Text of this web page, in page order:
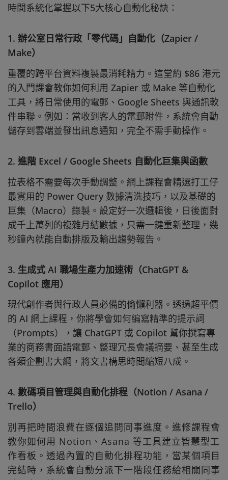
時間系統化掌握以下5大核心自動化秘訣：
1. 辦公室日常行政「零代碼」自動化（Zapier /
Make）
重覆的跨平台資料複製最消耗精力。這堂約 $86 港元
的入門課會教你如何利用 Zapier 或 Make 等自動化
工具，將日常使用的電郵、Google Sheets 與通訊軟
件串聯。例如：當收到客人的電郵附件，系統會自動
儲存到雲端並發出訊息通知，完全不需手動操作。
2. 進階 Excel / Google Sheets 自動化巨集與函數
拉表格不需要每次手動調整。網上課程會精選打工仔
最實用的 Power Query 數據清洗技巧，以及基礎的
巨集（Macro）錄製。設定好一次邏輯後，日後面對
成千上萬列的複雜月結數據，只需一鍵重新整理，幾
秒鐘內就能自動排版及輸出趨勢報告。
3. 生成式 AI 職場生產力加速術（ChatGPT &
Copilot 應用）
現代創作者與行政人員必備的偷懶利器。透過超平價
的 AI 網上課程，你將學會如何編寫精準的提示詞
（Prompts），讓 ChatGPT 或 Copilot 幫你撰寫專
業的商務書面語電郵、整理冗長會議摘要、甚至生成
各類企劃書大綱，將文書構思時間縮短八成。
4. 數碼項目管理與自動化排程（Notion / Asana /
Trello）
別再把時間浪費在逐個追問同事進度。進修課程會
教你如何用 Notion、Asana 等工具建立智慧型工
作看板。透過內置的自動化排程功能，當某個項目
完結時，系統會自動分派下一階段任務給相關同事